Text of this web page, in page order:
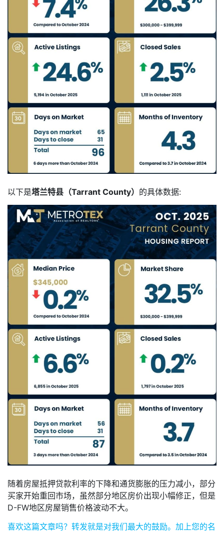
以下是塔兰特县（Tarrant County） 的具体数据:
随着房屋抵押贷款利率的下降和通货膨胀的压力减小，部分
买家开始重回市场，虽然部分地区房价出现小幅修正，但是
D-FW地区房屋销售价格波动不大。
喜欢这篇文章吗？ 转发就是对我们最大的鼓励。 加上您的名